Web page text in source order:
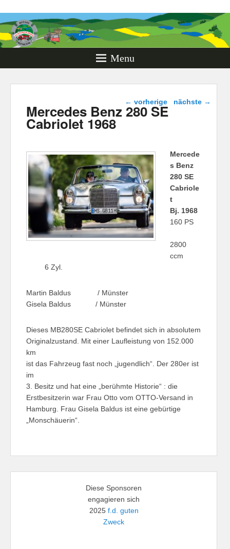
Rotary
Oldtimer
Monschau
Menu
Beitragsnavigation
← vorherige nächste →
Mercedes Benz 280 SE
Cabriolet 1968
Mercede
s Benz
280 SE
Cabriole
t
Bj. 1968
160 PS
2800
ccm
6 Zyl.
Martin Baldus / Münster
Gisela Baldus / Münster
Dieses MB280SE Cabriolet befindet sich in absolutem
Originalzustand. Mit einer Laufleistung von 152.000
km
ist das Fahrzeug fast noch „jugendlich“. Der 280er ist
im
3. Besitz und hat eine „berühmte Historie“ : die
Erstbesitzerin war Frau Otto vom OTTO-Versand in
Hamburg. Frau Gisela Baldus ist eine gebürtige
„Monschäuerin“.
Diese Sponsoren
engagieren sich
2025 f.d. guten
Zweck